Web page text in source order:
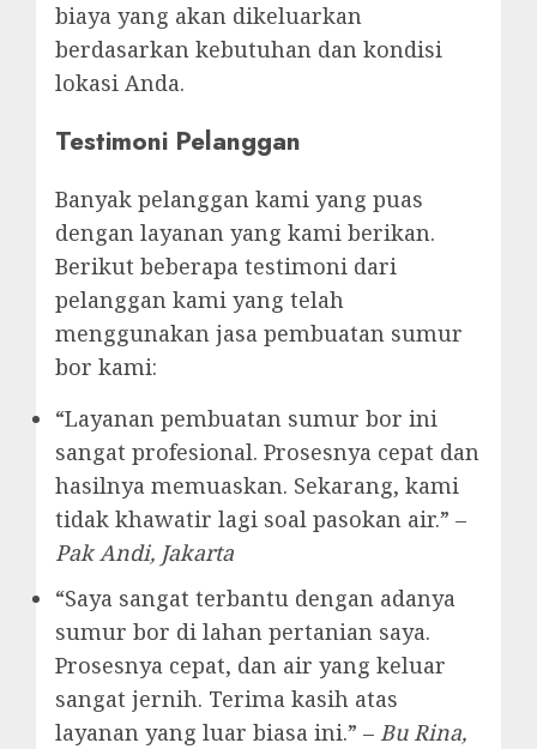
biaya yang akan dikeluarkan
berdasarkan kebutuhan dan kondisi
lokasi Anda.
Testimoni Pelanggan
Banyak pelanggan kami yang puas
dengan layanan yang kami berikan.
Berikut beberapa testimoni dari
pelanggan kami yang telah
menggunakan jasa pembuatan sumur
bor kami:
“Layanan pembuatan sumur bor ini
sangat profesional. Prosesnya cepat dan
hasilnya memuaskan. Sekarang, kami
tidak khawatir lagi soal pasokan air.” –
Pak Andi, Jakarta
“Saya sangat terbantu dengan adanya
sumur bor di lahan pertanian saya.
Prosesnya cepat, dan air yang keluar
sangat jernih. Terima kasih atas
layanan yang luar biasa ini.” – Bu Rina,